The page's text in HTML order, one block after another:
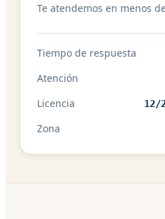
Te atendemos en menos
Tiempo de respuesta
Atención
Licencia 12/
Zona